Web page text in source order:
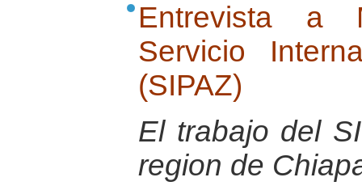
Entrevista a
Servicio
(SIPAZ)
El trabajo del
region de